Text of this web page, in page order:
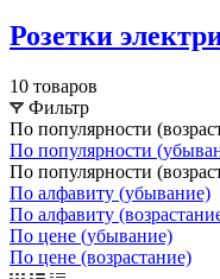
Розетки
10 товаров
Фильтр
По популярности
По популярности
По популярности
По алфавиту (убывание)
По алфавиту
По цене (убывание)
По цене (возрастание)